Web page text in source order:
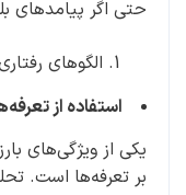
حتی اگر پیامدهای
الگوهای
استفاده از
یکی از ویژگی‌های
بر تعرفه‌ها است.